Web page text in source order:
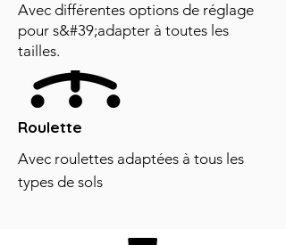
Avec différentes options de réglage
pour s&#39;adapter à toutes les
tailles.
Roulette
Avec roulettes adaptées à tous les
types de sols